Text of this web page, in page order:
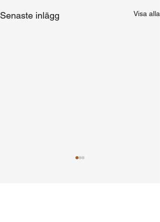
Senaste inlägg Visa alla